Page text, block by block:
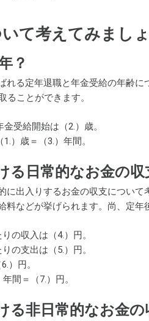
て考えてみまし
？
れる定年退職と年金受給の年齢
ることができます。
受給開始は（2.）歳。
）歳＝（3.）年間。
る日常的なお金の収
に出入りするお金の収支につい
料などが挙げられます。尚、定
の収入は（4.）円。
の支出は（5.）円。
）円。
間＝（7.）円。
る非日常的なお金の